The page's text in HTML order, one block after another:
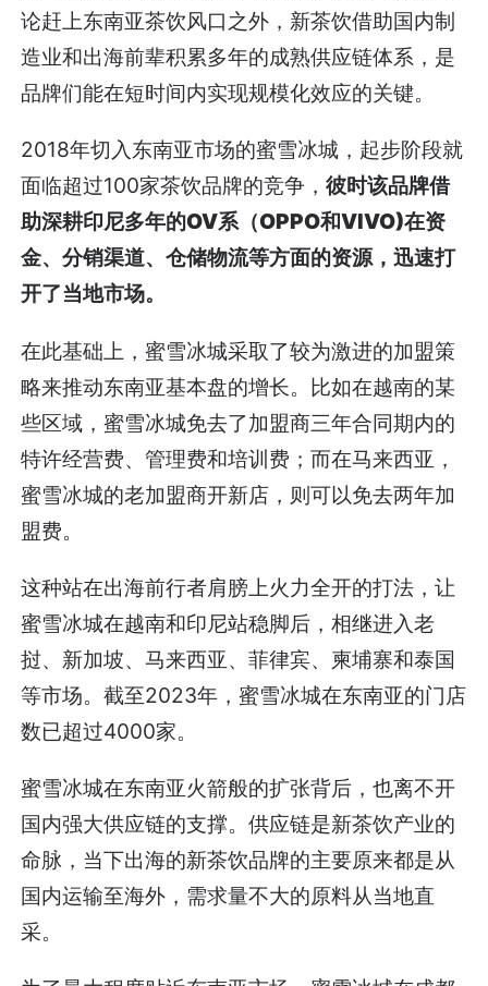
论赶上东南亚茶饮风口之外，新茶饮借助国内制
造业和出海前辈积累多年的成熟供应链体系，是
品牌们能在短时间内实现规模化效应的关键。
2018年切入东南亚市场的蜜雪冰城，起步阶段就
面临超过100家茶饮品牌的竞争，彼时该品牌借
助深耕印尼多年的OV系（OPPO和VIVO)在资
金、分销渠道、仓储物流等方面的资源，迅速打
开了当地市场。
在此基础上，蜜雪冰城采取了较为激进的加盟策
略来推动东南亚基本盘的增长。比如在越南的某
些区域，蜜雪冰城免去了加盟商三年合同期内的
特许经营费、管理费和培训费；而在马来西亚，
蜜雪冰城的老加盟商开新店，则可以免去两年加
盟费。
这种站在出海前行者肩膀上火力全开的打法，让
蜜雪冰城在越南和印尼站稳脚后，相继进入老
挝、新加坡、马来西亚、菲律宾、柬埔寨和泰国
等市场。截至2023年，蜜雪冰城在东南亚的门店
数已超过4000家。
蜜雪冰城在东南亚火箭般的扩张背后，也离不开
国内强大供应链的支撑。供应链是新茶饮产业的
命脉，当下出海的新茶饮品牌的主要原来都是从
国内运输至海外，需求量不大的原料从当地直
采。